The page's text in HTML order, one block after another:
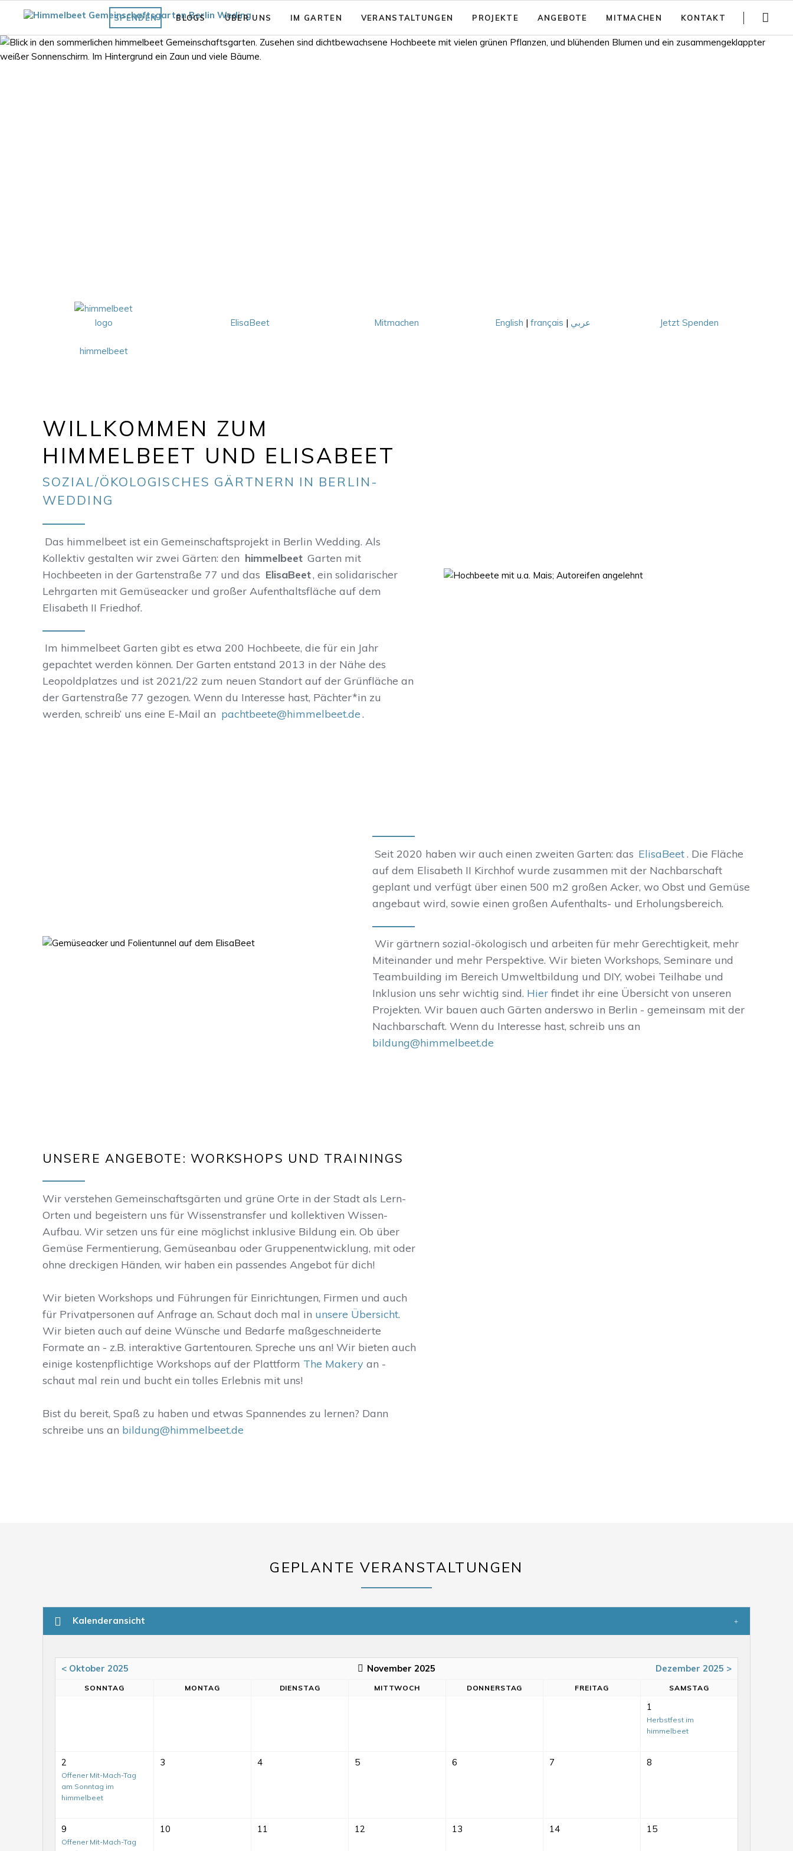
überspringen
SPENDEN BLOGS
Fläche
ÜBER UNS
Unsere Vision: Das gute Leben für Alle
IM GARTEN
Garten - Café
VERANSTALTUNGEN PROJEKTE ANGEBOTE
Gartenführungen
MITMACHEN KONTAKT
Spenden
himmelbeet
ElisaBeet Mitmachen English | français | عربي Jetzt Spenden
WILLKOMMEN ZUM
HIMMELBEET UND ELISABEET
SOZIAL/ÖKOLOGISCHES GÄRTNERN IN BERLIN-
WEDDING
Das himmelbeet ist ein Gemeinschaftsprojekt in Berlin Wedding. Als
Kollektiv gestalten wir zwei Gärten: den himmelbeet Garten mit
Hochbeeten in der Gartenstraße 77 und das ElisaBeet, ein solidarischer
Lehrgarten mit Gemüseacker und großer Aufenthaltsfläche auf dem
Elisabeth II Friedhof.
Im himmelbeet Garten gibt es etwa 200 Hochbeete, die für ein Jahr
gepachtet werden können. Der Garten entstand 2013 in der Nähe des
Leopoldplatzes und ist 2021/22 zum neuen Standort auf der Grünfläche an
der Gartenstraße 77 gezogen. Wenn du Interesse hast, Pächter*in zu
werden, schreib’ uns eine E-Mail an pachtbeete@himmelbeet.de.
Seit 2020 haben wir auch einen zweiten Garten: das ElisaBeet. Die Fläche
auf dem Elisabeth II Kirchhof wurde zusammen mit der Nachbarschaft
geplant und verfügt über einen 500 m2 großen Acker, wo Obst und Gemüse
angebaut wird, sowie einen großen Aufenthalts- und Erholungsbereich.
Wir gärtnern sozial-ökologisch und arbeiten für mehr Gerechtigkeit, mehr
Miteinander und mehr Perspektive. Wir bieten Workshops, Seminare und
Teambuilding im Bereich Umweltbildung und DIY, wobei Teilhabe und
Inklusion uns sehr wichtig sind. Hierfindet ihr eine Übersicht von unseren
Projekten. Wir bauen auch Gärten anderswo in Berlin - gemeinsam mit der
Nachbarschaft. Wenn du Interesse hast, schreib uns an
bildung@himmelbeet.de
UNSERE ANGEBOTE: WORKSHOPS UND TRAININGS
Wir verstehen Gemeinschaftsgärten und grüne Orte in der Stadt als Lern-
Orten und begeistern uns für Wissenstransfer und kollektiven Wissen-
Aufbau. Wir setzen uns für eine möglichst inklusive Bildung ein. Ob über
Gemüse Fermentierung, Gemüseanbau oder Gruppenentwicklung, mit oder
ohne dreckigen Händen, wir haben ein passendes Angebot für dich!
Wir bieten Workshops und Führungen für Einrichtungen, Firmen und auch
für Privatpersonen auf Anfrage an. Schaut doch mal in unsere Übersicht.
Wir bieten auch auf deine Wünsche und Bedarfe maßgeschneiderte
Formate an - z.B. interaktive Gartentouren. Spreche uns an! Wir bieten auch
einige kostenpflichtige Workshops auf der Plattform The Makery an -
schaut mal rein und bucht ein tolles Erlebnis mit uns!
Bist du bereit, Spaß zu haben und etwas Spannendes zu lernen? Dann
schreibe uns an bildung@himmelbeet.de
GEPLANTE VERANSTALTUNGEN
Kalenderansicht
< Oktober 2025 November 2025 Dezember 2025 >
SO NNTAG MO NTAG DIENSTAG MITTWOCH DONNERSTAG FREITAG SAMSTAG
1
Herbstfest im
himmelbeet
2
Offener Mit-Mach-Tag
am Sonntag im
himmelbeet
3 4 5 6 7 8
9
Offener Mit-Mach-Tag
10 11 12 13 14 15